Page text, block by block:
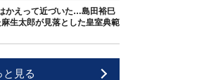
かえって近づいた…島田裕巳
生太郎が見落とした皇室典範
と見る